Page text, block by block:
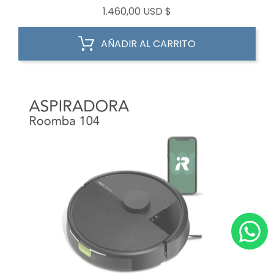
1.460,00 USD $
AÑADIR AL CARRITO